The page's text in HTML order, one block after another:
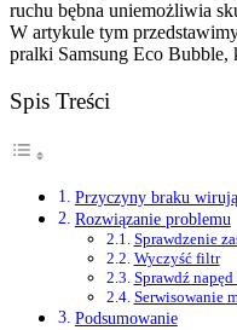
ruchu bębna uniemożliwia
W artykule tym
pralki Samsung Eco Bubble,
Spis Treści
Przyczyny braku
Rozwiązanie problemu
Sprawdzenie
Wyczyść filtr
Sprawdź napęd
Serwisowanie
Podsumowanie